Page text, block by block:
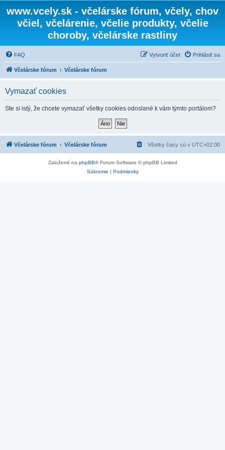
www.vcely.sk - včelárske fórum, včely, chov
včiel, včelárenie, včelie produkty, včelie
choroby, včelárske rastliny
FAQ Prihlásiť sa
Vytvoriť účet
Včelárske fórum Včelárske fórum
Vymazať cookies
Ste si istý, že chcete vymazať všetky cookies odoslané k vám týmto portálom?
Včelárske fórum Včelárske fórum Všetky časy sú v UTC+02:00
Založené na phpBB® Forum Software © phpBB Limited
Súkromie | Podmienky